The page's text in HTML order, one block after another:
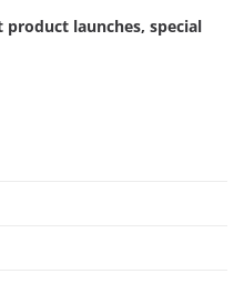
launches, special